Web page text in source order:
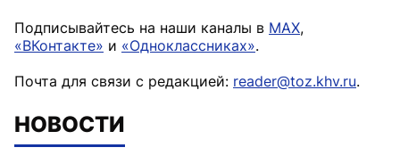
Подписывайтесь на наши каналы в MAX,
«ВКонтакте» и «Одноклассниках».
Почта для связи с редакцией: reader@toz.khv.ru.
НОВОСТИ